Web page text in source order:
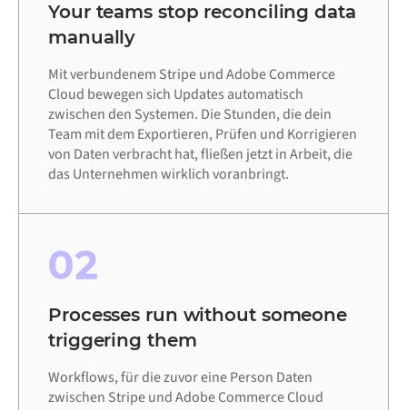
Your teams stop reconciling data
manually
Mit verbundenem Stripe und Adobe Commerce
Cloud bewegen sich Updates automatisch
zwischen den Systemen. Die Stunden, die dein
Team mit dem Exportieren, Prüfen und Korrigieren
von Daten verbracht hat, fließen jetzt in Arbeit, die
das Unternehmen wirklich voranbringt.
02
Processes run without someone
triggering them
Workflows, für die zuvor eine Person Daten
zwischen Stripe und Adobe Commerce Cloud